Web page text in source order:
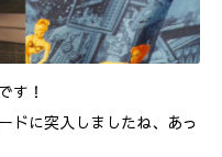
す！
ドに突入しましたね、あっ